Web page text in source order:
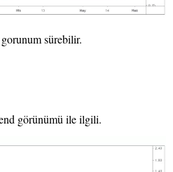
sürebilir.
görünümü ile ilgili.